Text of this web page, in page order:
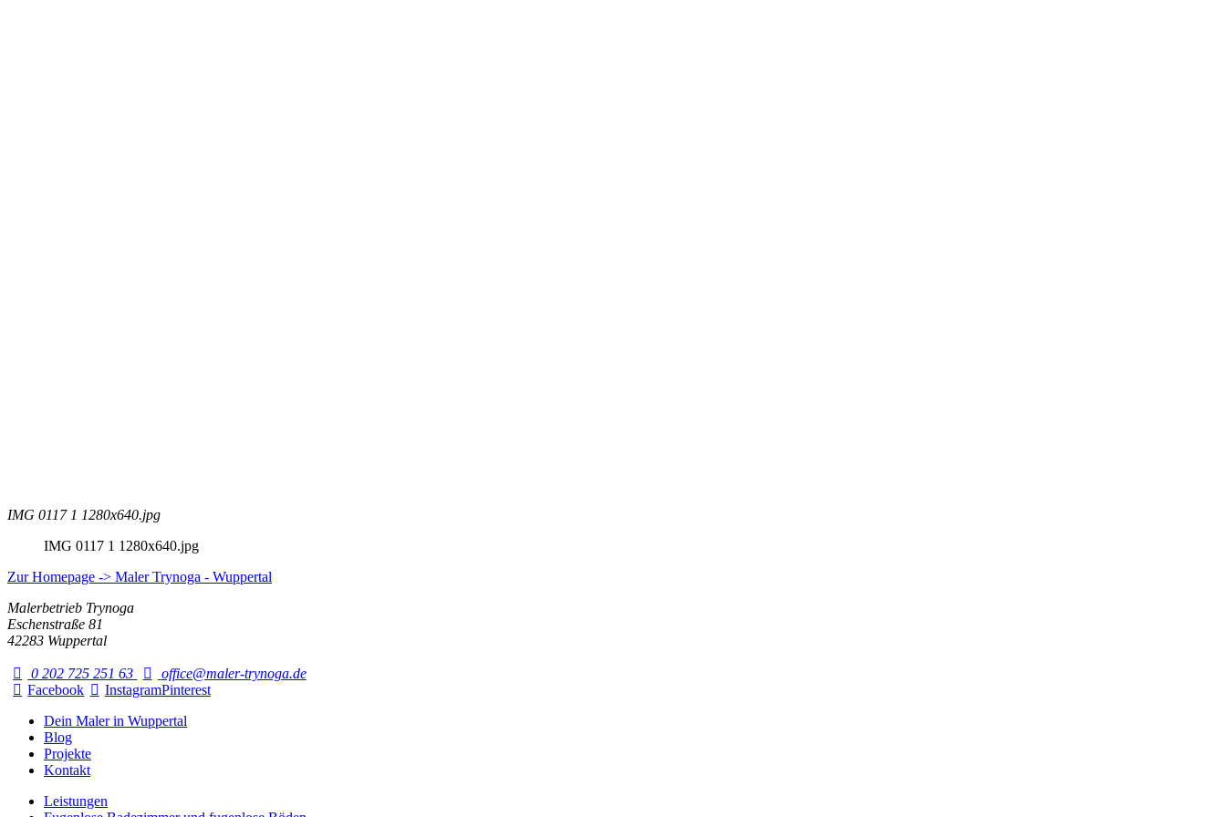
IMG 0117 1 1280x640.jpg
IMG 0117 1 1280x640.jpg
Zur Homepage -> Maler Trynoga - Wuppertal
Malerbetrieb Trynoga
Eschenstraße 81
42283 Wuppertal
0 202 725 251 63
office@maler-trynoga.de
Facebook
InstagramPinterest
Dein Maler in Wuppertal
Blog
Projekte
Kontakt
Leistungen